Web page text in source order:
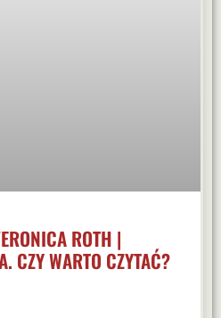
ROTH |
CZY WARTO CZYTAĆ?